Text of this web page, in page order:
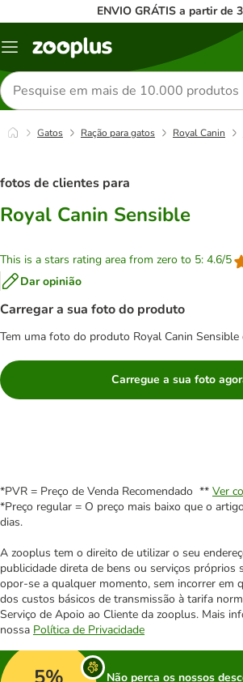
ENVIO GRÁTIS a partir de
Menu
Pesquisar
produtos
Gatos Ração para gatos Royal Canin
fotos de clientes para
Royal Canin Sensible
This is a stars rating area from zero to 5: 4.6/5
Dar opinião
Carregar a sua foto do produto
Tem uma foto do produto Royal Canin Sensible
Carregue a sua foto
*PVR = Preço de Venda Recomendado ** Ver
*Preço regular = O preço mais baixo que o
dias.
A zooplus tem o direito de utilizar o seu
publicidade direta de bens ou serviços próprios
opor-se a qualquer momento, sem incorrer em
dos custos básicos de transmissão à tarifa
Serviço de Apoio ao Cliente da zooplus. Mais
nossa Política de Privacidade
Não perca os nossos